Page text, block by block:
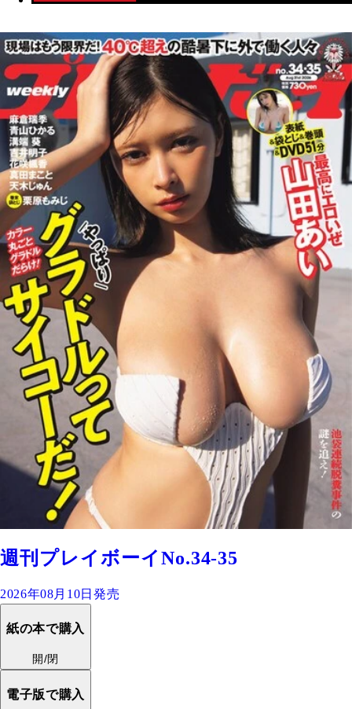
週刊プレイボーイNo.34-35
2026年08月10日発売
紙の本で購入
開/閉
電子版で購入